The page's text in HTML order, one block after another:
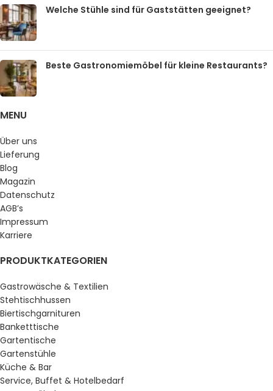
Welche Stühle sind für Gaststätten geeignet?
Beste Gastronomiemöbel für kleine Restaurants?
MENU
Über uns
Lieferung
Blog
Magazin
Datenschutz
AGB’s
Impressum
Karriere
PRODUKTKATEGORIEN
Gastrowäsche & Textilien
Stehtischhussen
Biertischgarnituren
Banketttische
Gartentische
Gartenstühle
Küche & Bar
Service, Buffet & Hotelbedarf